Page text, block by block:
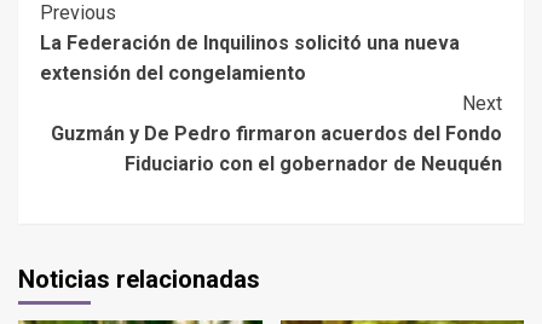
Previous
La Federación de Inquilinos solicitó una nueva
extensión del congelamiento
Next
Guzmán y De Pedro firmaron acuerdos del Fondo
Fiduciario con el gobernador de Neuquén
Noticias relacionadas